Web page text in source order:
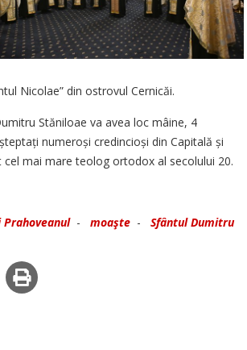
Nicolae” din ostrovul Cernicăi.
Stăniloae va avea loc mâine, 4
numeroși credincioși din Capitală și
mai mare teolog ortodox al secolului 20.
Prahoveanul- moaşte - Sfântul Dumitru